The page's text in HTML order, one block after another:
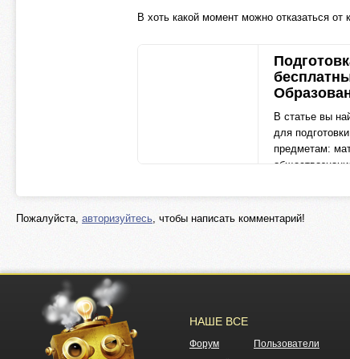
В хоть какой момент можно отказаться
В статье вы
для
предметам:
Пожалуйста, авторизуйтесь, чтобы написать комментарий!
НАШЕ ВСЕ
Форум
Пользователи